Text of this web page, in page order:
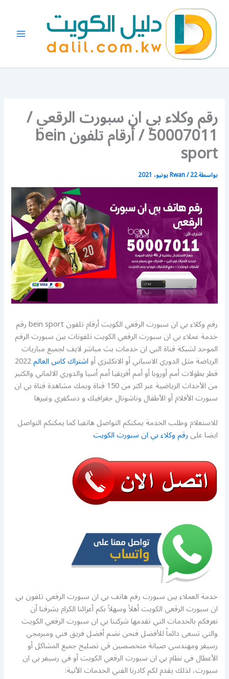
المحتوى
رقم وكلاء بي ان سبورت الرقعي /
50007011 / أرقام تلفون bein
sport
بواسطة Rwan/22 يونيو، 2021
رقم وكلاء بي ان سبورت الرقعي الكويت أرقام تلفون bein sport رقم
خدمة عملاء بي ان سبورت الرقعي الكويت تلفونات بين سبورت الرقم
الموحد لشبكة قناة البي ان خدمات بث مباشر لايف لجميع مباريات
الرياضة مثل الدوري الاسباني أو الانكليزي أواشتراك كاس العالم2022
قطر بطولات أمم أوروبا أو أمم أفريقيا أمم أسيا والدوري الالماني والكثير
من الأحداث الرياضية عبر اكثر من 150 قناة ويمك مشاهدة قناة بي ان
سبورت الأفلام أو الأطفال وناشونال جغرافيك و دسكفري وغيرها
للاستعلام وطلب الخدمة يمكنكم التواصل هاتفيا كما يمكنكم التواصل
ايضا علىرقم وكلاء بي ان سبورت الكويت
خدمة العملاء بين سبورت رقم هاتف بي ان سبورت الرقعي تلفون بي
ان سبورت الرقعي الكويت أهلاً وسهلاً بكم أعزائنا الكرام يشرفنا أن
نعرفكم بالخدمات التي تقدمها شركتنا بي ان سبورت الرقعي الكويت
والتي تسعى دائماً للأفضل فنحن نضم أفضل فريق فني ومبرمجي
رسيفر ومهندسي صيانة متخصصين قي تصليح جميع المشاكل أو
الأعطال في نظام بي ان سبورت الرقعي الكويت أو في رسيفر بي ان
سبورت، لذلك يقدم لكم كادرنا الفني الخدمات الأتية: